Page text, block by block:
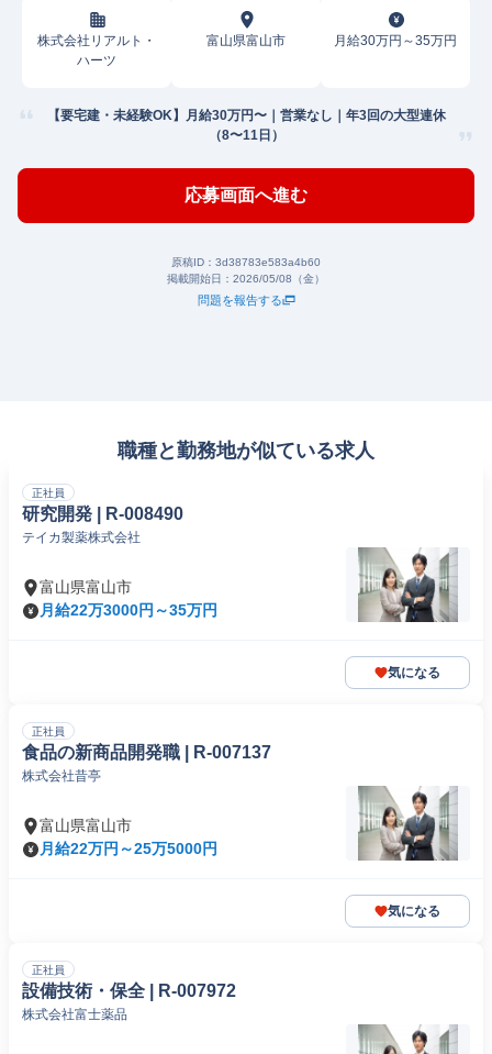
株式会社リアルト・
ハーツ
富山県富山市 月給30万円～35万円
【要宅建・未経験OK】月給30万円〜｜営業なし｜年3回の大型連休
（8〜11日）
応募画面へ進む
原稿ID： 3d38783e583a4b60
掲載開始日： 2026/05/08（金）
問題を報告する
職種と勤務地が似ている求人
正社員
研究開発 | R-008490
テイカ製薬株式会社
富山県富山市
月給22万3000円～35万円
気になる
正社員
食品の新商品開発職 | R-007137
株式会社昔亭
富山県富山市
月給22万円～25万5000円
気になる
正社員
設備技術・保全 | R-007972
株式会社富士薬品